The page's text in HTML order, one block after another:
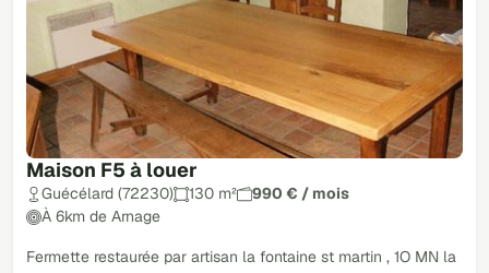
Maison F5 à louer
Guécélard (72230) 130 m²
990 € / mois
À 6km de Arnage
Fermette restaurée par artisan la fontaine st martin , 1O MN la